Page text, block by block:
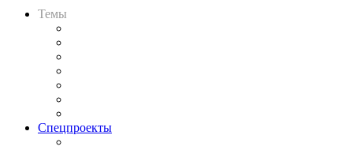
Темы
Спецпроекты